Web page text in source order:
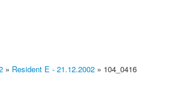
» Resident E - 21.12.2002 » 104_0416